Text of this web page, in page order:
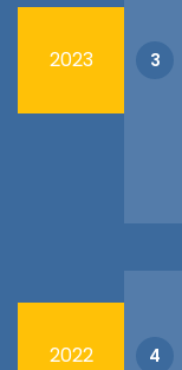
2023 3
2022 4